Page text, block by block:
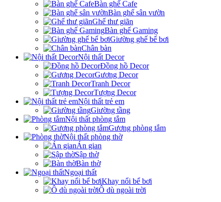
Bàn ghế Cafe
Bàn ghế sân vườn
Ghế thư giãn
Bàn ghế Gaming
Giường ghế bể bơi
Chân bàn
Nội thất Decor
Đồng hồ Decor
Gương Decor
Tranh Decor
Tượng Decor
Nội thất trẻ em
Giường tầng
Nội thất phòng tắm
Gương phòng tắm
Nội thất phòng thờ
Án gian
Sập thờ
Bàn thờ
Ngoại thất
Khay nổi bể bơi
Ô dù ngoài trời